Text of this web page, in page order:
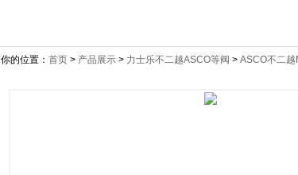
你的位置： 首页 > 产品展示 > 力士乐不二越ASCO等阀 > ASCO不二越